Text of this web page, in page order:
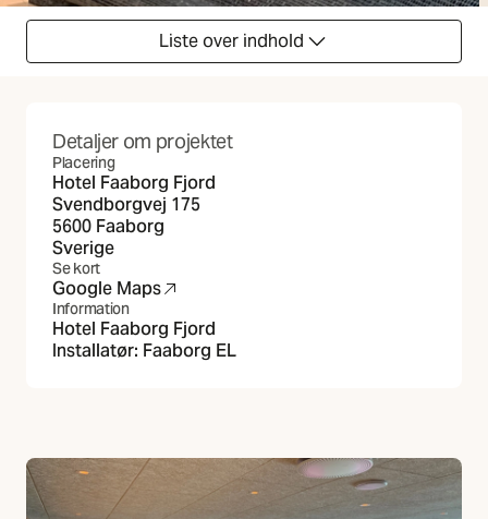
Liste over indhold
Detaljer om projektet
Placering
Hotel Faaborg Fjord
Svendborgvej 175
5600 Faaborg
Sverige
Se kort
Google Maps
(Åbner i ny fane)
Information
Hotel Faaborg Fjord
Installatør: Faaborg EL